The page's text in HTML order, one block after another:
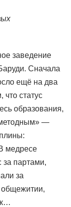
заведение
Сначала
ещё на два
статус
образования,
—
медресе
за партами,
за